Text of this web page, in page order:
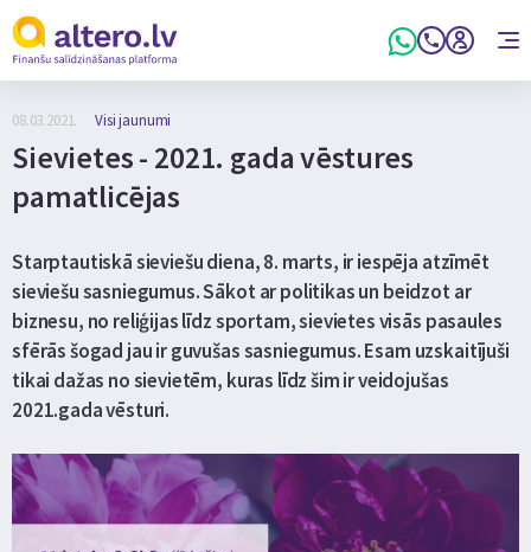
08.03.2021. Visi jaunumi
Sievietes - 2021. gada vēstures
pamatlicējas
Starptautiskā sieviešu diena, 8. marts, ir iespēja atzīmēt
sieviešu sasniegumus. Sākot ar politikas un beidzot ar
biznesu, no reliģijas līdz sportam, sievietes visās pasaules
sfērās šogad jau ir guvušas sasniegumus. Esam uzskaitījuši
tikai dažas no sievietēm, kuras līdz šim ir veidojušas
2021.gada vēsturi.